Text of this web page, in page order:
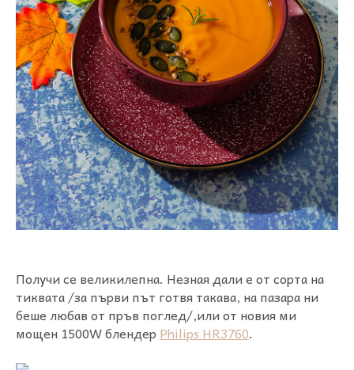
Получи се великилепна. Незная дали е от сорта на
тиквата /за първи път готвя такава, на пазара ни
беше любав от пръв поглед/,или от новия ми
мощен 1500W блендер Philips HR3760.